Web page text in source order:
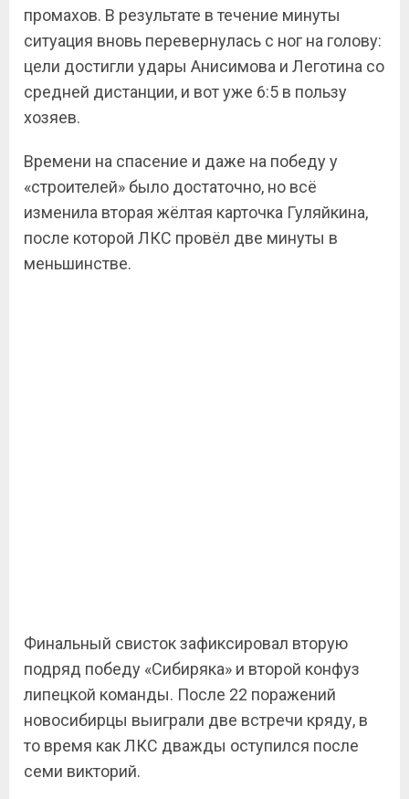
промахов. В результате в течение минуты
ситуация вновь перевернулась с ног на голову:
цели достигли удары Анисимова и Леготина со
средней дистанции, и вот уже 6:5 в пользу
хозяев.
Времени на спасение и даже на победу у
«строителей» было достаточно, но всё
изменила вторая жёлтая карточка Гуляйкина,
после которой ЛКС провёл две минуты в
меньшинстве.
Финальный свисток зафиксировал вторую
подряд победу «Сибиряка» и второй конфуз
липецкой команды. После 22 поражений
новосибирцы выиграли две встречи кряду, в
то время как ЛКС дважды оступился после
семи викторий.